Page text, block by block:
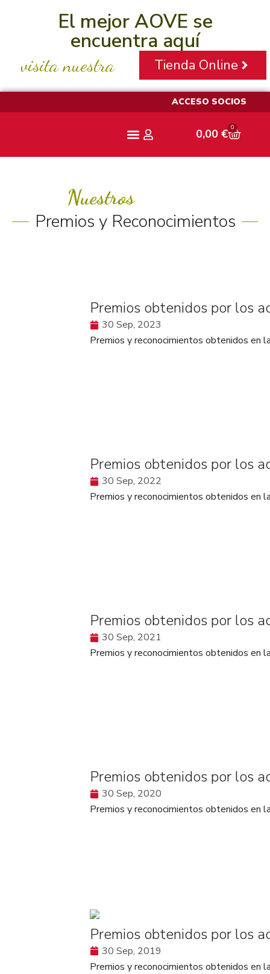
El mejor AOVE se
encuentra aquí
visita nuestra Tienda Online
ACCESO SOCIOS
0,00 € 0
Nuestros
Premios y Reconocimientos
Premios obtenidos por los
30 Sep, 2023
Premios y reconocimientos obtenidos en
Premios obtenidos por los
30 Sep, 2022
Premios y reconocimientos obtenidos en
Premios obtenidos por los
30 Sep, 2021
Premios y reconocimientos obtenidos en
Premios obtenidos por los
30 Sep, 2020
Premios y reconocimientos obtenidos en
Premios obtenidos por los
30 Sep, 2019
Premios y reconocimientos obtenidos en